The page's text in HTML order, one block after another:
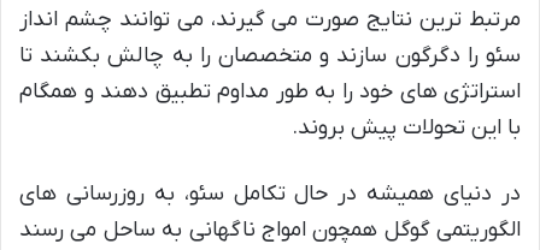
مرتبط ترین نتایج صورت می گیرند، می توانند چشم انداز
سئو را دگرگون سازند و متخصصان را به چالش بکشند تا
استراتژی های خود را به طور مداوم تطبیق دهند و همگام
با این تحولات پیش بروند.
در دنیای همیشه در حال تکامل سئو، به روزرسانی های
الگوریتمی گوگل همچون امواج ناگهانی به ساحل می رسند